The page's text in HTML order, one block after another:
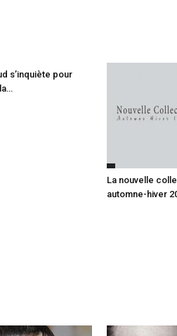
s’inquiète pour
La nouvelle
automne-hiver